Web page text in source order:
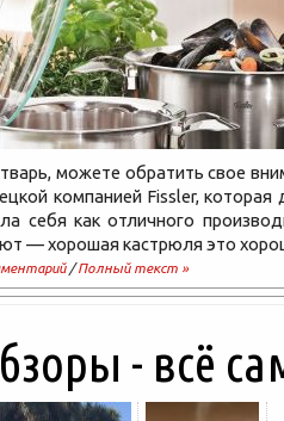
можете обратить свое
компанией Fissler,
себя как отличного
— хорошая кастрюля это
/Полный текст »
- всё